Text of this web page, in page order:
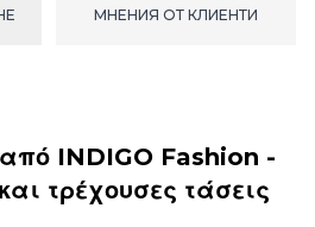
МНЕНИЯ ОТ КЛИЕНТИ
INDIGO Fashion -
τρέχουσες τάσεις